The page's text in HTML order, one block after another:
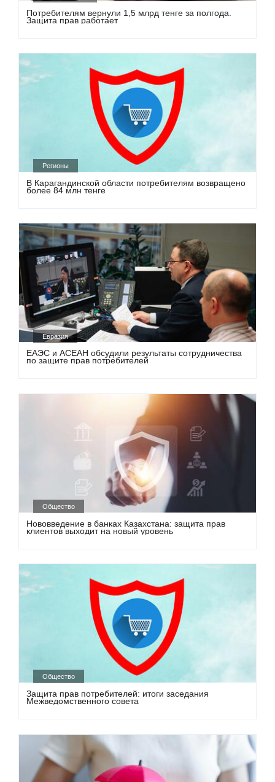
Потребителям вернули 1,5 млрд тенге за полгода.
Защита прав работает
Регионы
В Карагандинской области потребителям возвращено
более 84 млн тенге
Евразия
ЕАЭС и АСЕАН обсудили результаты сотрудничества
по защите прав потребителей
Общество
Нововведение в банках Казахстана: защита прав
клиентов выходит на новый уровень
Общество
Защита прав потребителей: итоги заседания
Межведомственного совета